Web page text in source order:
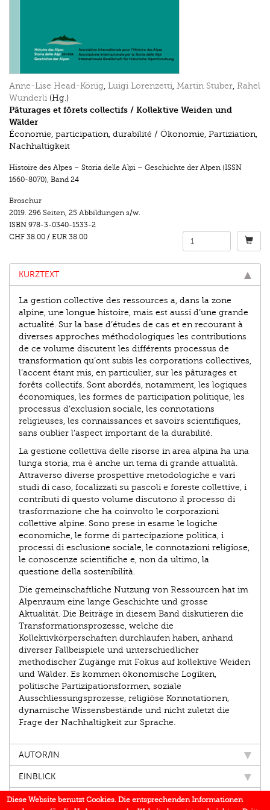
Anne-Lise Head-König, Luigi Lorenzetti, Martin Stuber, Rahel
Wunderli (Hg.)
Pâturages et fôrets collectifs / Kollektive Weiden und
Wälder
Économie, participation, durabilité / Ökonomie, Partiziation,
Nachhaltigkeit
Histoire des Alpes – Storia delle Alpi – Geschichte der Alpen (ISSN
1660-8070), Band 24
Broschur
2019. 296 Seiten, 25 Abbildungen s/w.
ISBN 978-3-0340-1533-2
CHF 38.00 / EUR 38.00
KURZTEXT
La gestion collective des ressources a, dans la zone
alpine, une longue histoire, mais est aussi d’une grande
actualité. Sur la base d’études de cas et en recourant à
diverses approches méthodologiques les contributions
de ce volume discutent les différents processus de
transformation qu’ont subis les corporations collectives,
l’accent étant mis, en particulier, sur les pâturages et
forêts collectifs. Sont abordés, notamment, les logiques
économiques, les formes de participation politique, les
processus d’exclusion sociale, les connotations
religieuses, les connaissances et savoirs scientifiques,
sans oublier l’aspect important de la durabilité.
La gestione collettiva delle risorse in area alpina ha una
lunga storia, ma è anche un tema di grande attualità.
Attraverso diverse prospettive metodologiche e vari
studi di caso, focalizzati su pascoli e foreste collettive, i
contributi di questo volume discutono il processo di
trasformazione che ha coinvolto le corporazioni
collettive alpine. Sono prese in esame le logiche
economiche, le forme di partecipazione politica, i
processi di esclusione sociale, le connotazioni religiose,
le conoscenze scientifiche e, non da ultimo, la
questione della sostenibilità.
Die gemeinschaftliche Nutzung von Ressourcen hat im
Alpenraum eine lange Geschichte und grosse
Aktualität. Die Beiträge in diesem Band diskutieren die
Transformationsprozesse, welche die
Kollektivkörperschaften durchlaufen haben, anhand
diverser Fallbeispiele und unterschiedlicher
methodischer Zugänge mit Fokus auf kollektive Weiden
und Wälder. Es kommen ökonomische Logiken,
politische Partizipationsformen, soziale
Ausschliessungsprozesse, religiöse Konnotationen,
dynamische Wissensbestände und nicht zuletzt die
Frage der Nachhaltigkeit zur Sprache.
AUTOR/IN
EINBLICK
IN DEN MEDIEN
Diese Website benutzt Cookies. Die entsprechenden Informationen